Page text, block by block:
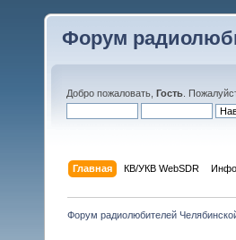
Форум
Добро пожаловать, Гость .
Главная КВ/УКВ WebSDR
Форум радиолюбителей